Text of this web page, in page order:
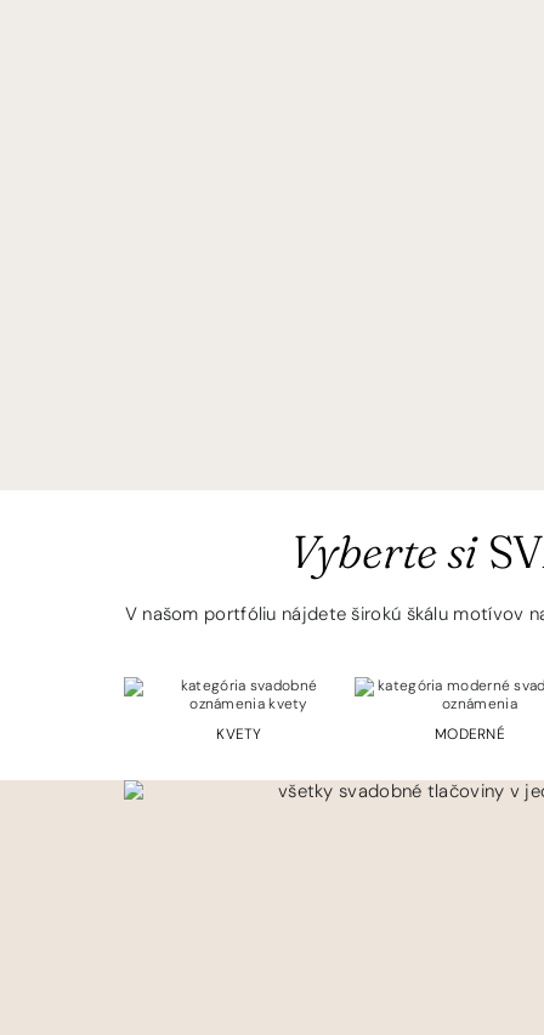
Vyberte si
V našom portfóliu nájdete širokú škálu motívov
KVETY MODERNÉ